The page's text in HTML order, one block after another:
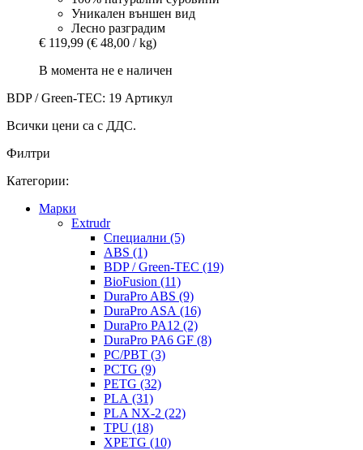
Уникален външен вид
Лесно разградим
€ 119,99 (€ 48,00 / kg)
В момента не е наличен
BDP / Green-TEC: 19 Артикул
Всички цени са с ДДС.
Филтри
Категории:
Mарки
Extrudr
Специални (5)
ABS (1)
BDP / Green-TEC (19)
BioFusion (11)
DuraPro ABS (9)
DuraPro ASA (16)
DuraPro PA12 (2)
DuraPro PA6 GF (8)
PC/PBT (3)
PCTG (9)
PETG (32)
PLA (31)
PLA NX-2 (22)
TPU (18)
XPETG (10)